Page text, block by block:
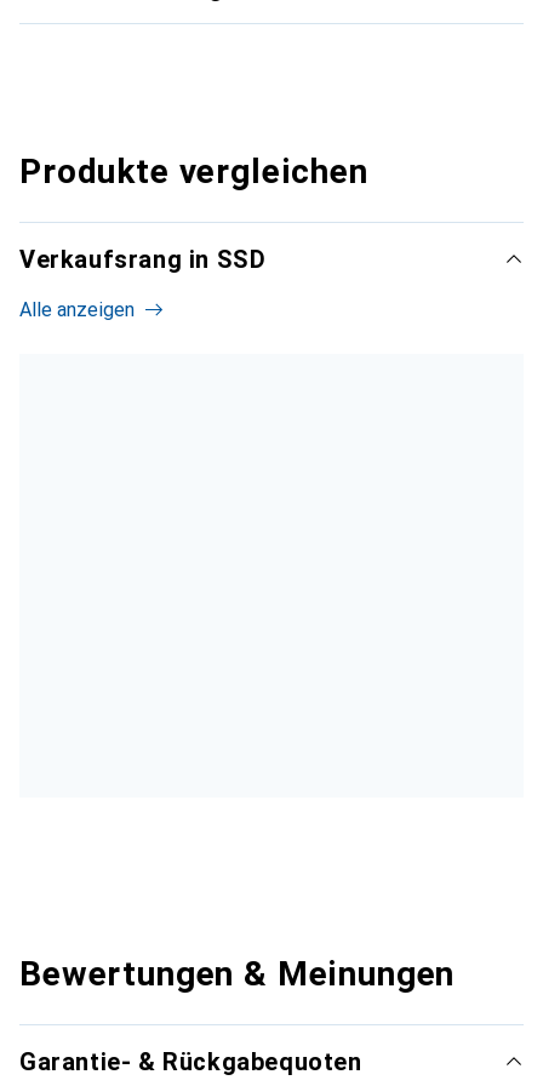
Produkte vergleichen
Verkaufsrang in SSD
Alle anzeigen
Bewertungen & Meinungen
Garantie- & Rückgabequoten